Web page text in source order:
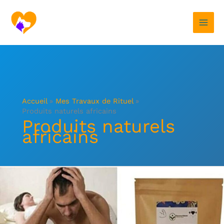
contenu
Accueil
Mes Travaux de Rituel
Produits naturels africains
Produits naturels
africains
Bienfaits,
Utilisations